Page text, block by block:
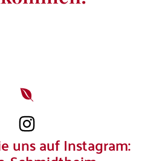
uns auf Instagram: